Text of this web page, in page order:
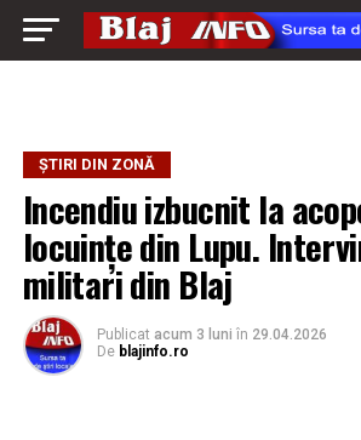
ȘTIRI DIN ZONĂ
Incendiu izbucnit la
locuințe din Lupu.
militari din Blaj
Publicat acum 3 luni în 29.04.2026
De blajinfo.ro